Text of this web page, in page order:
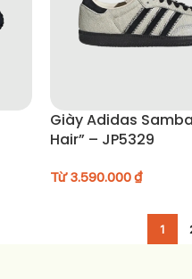
Giày Adidas
Hair” – JP5329
Từ3.590.000₫
1